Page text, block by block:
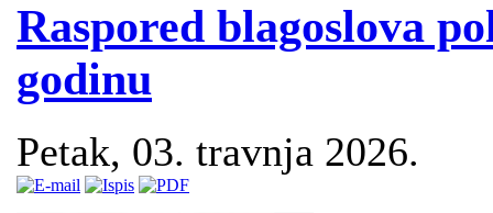
Raspored blagoslova
godinu
Petak, 03. travnja 2026.